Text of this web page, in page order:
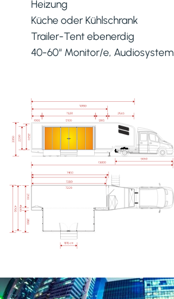
Heizung
Küche oder Kühlschrank
Trailer-Tent ebenerdig
40-60“ Monitor/e, Audiosystem